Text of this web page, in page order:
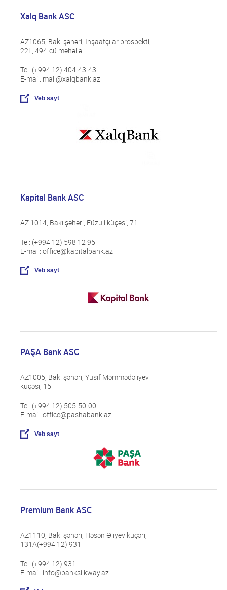
Xalq Bank ASC
AZ1065, Bakı şəhəri, İnşaatçılar prospekti,
22L, 494-cü məhəllə
Tel: (+994 12) 404-43-43
E-mail: mail@xalqbank.az
Veb sayt
Kapital Bank ASC
AZ 1014, Bakı şəhəri, Füzuli küçəsi, 71
Tel: (+994 12) 598 12 95
E-mail: office@kapitalbank.az
Veb sayt
PAŞA Bank ASC
AZ1005, Bakı şəhəri, Yusif Məmmədəliyev
küçəsi, 15
Tel: (+994 12) 505-50-00
E-mail: office@pashabank.az
Veb sayt
Premium Bank ASC
AZ1110, Bakı şəhəri, Həsən Əliyev küçəri,
131A(+994 12) 931
Tel: (+994 12) 931
E-mail: info@banksilkway.az